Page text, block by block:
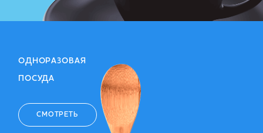
ОДНОРАЗОВАЯ
ПОСУДА
СМОТРЕТЬ